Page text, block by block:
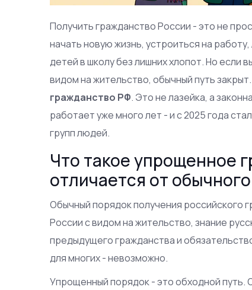
Получить гражданство России - это не
начать новую жизнь, устроиться на
детей в школу без лишних хлопот. Но если
видом на жительство, обычный путь
гражданство РФ. Это не лазейка, а
работает уже много лет - и с 2025 года
групп людей.
Что такое упрощенное
отличается от обычного
Обычный порядок получения российского
России с видом на жительство, знание
предыдущего гражданства и
для многих - невозможно.
Упрощенный порядок - это обходной путь.